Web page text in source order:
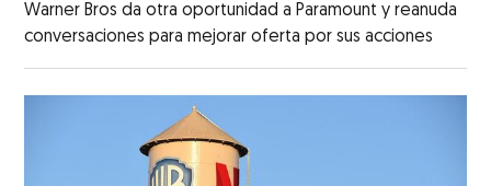
Warner Bros da otra oportunidad a Paramount y reanuda
conversaciones para mejorar oferta por sus acciones